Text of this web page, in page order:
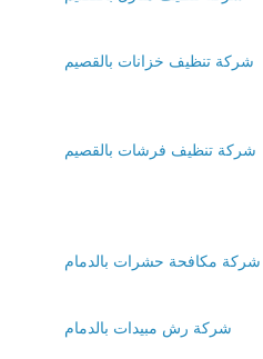
شركة تنظيف خزانات بالقصيم
شركة تنظيف فرشات بالقصيم
شركة مكافحة حشرات بالدمام
شركة رش مبيدات بالدمام